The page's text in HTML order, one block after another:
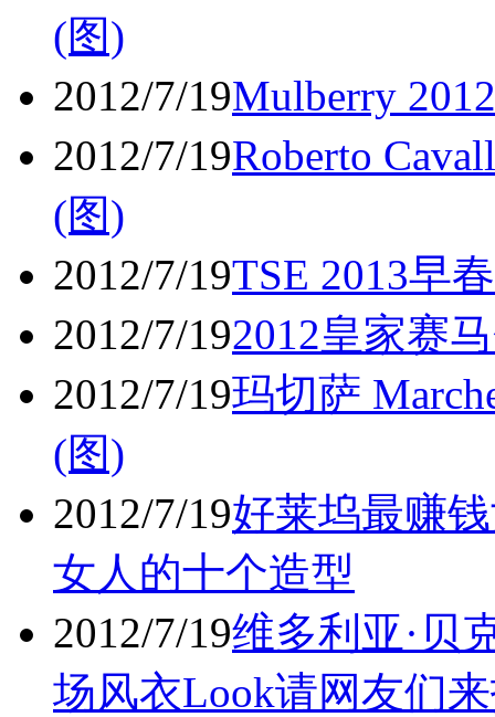
(图)
2012/7/19Mulberry
2012/7/19Roberto
(图)
2012/7/19TSE 2013早
2012/7/192012皇家赛
2012/7/19玛切萨
(图)
2012/7/19好莱坞最赚
女人的十个造型
2012/7/19维多利亚·贝
场风衣Look请网友们